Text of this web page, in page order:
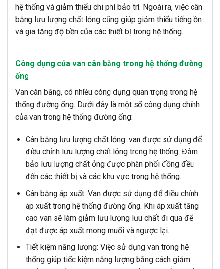
hệ thống và giảm thiểu chi phí bảo trì. Ngoài ra, việc cân
bằng lưu lượng chất lỏng cũng giúp giảm thiểu tiếng ồn
và gia tăng độ bền của các thiết bị trong hệ thống.
Công dụng của van cân bằng trong hệ thống đường
ống
Van cân bằng, có nhiều công dụng quan trọng trong hệ
thống đường ống. Dưới đây là một số công dụng chính
của van trong hệ thống đường ống:
Cân bằng lưu lượng chất lỏng: van được sử dụng để
điều chỉnh lưu lượng chất lỏng trong hệ thống. Đảm
bảo lưu lượng chất ỏng được phân phối đồng đều
đến các thiết bị và các khu vực trong hệ thống.
Cân bằng áp xuất: Van được sử dụng để điều chỉnh
áp xuất trong hệ thống đường ống. Khi áp xuất tăng
cao van sẽ làm giảm lưu lượng lưu chất đi qua để
đạt được áp xuất mong muối và ngược lại.
Tiết kiệm năng lượng: Việc sử dụng van trong hệ
thống giúp tiếc kiệm năng lượng bằng cách giảm